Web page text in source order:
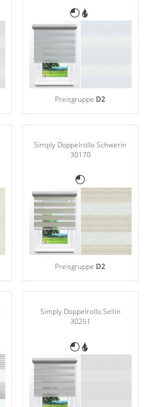
Preisgruppe D2
Simply Doppelrollo Schwerin
30170
Preisgruppe D2
Simply Doppelrollo Sellin
30251